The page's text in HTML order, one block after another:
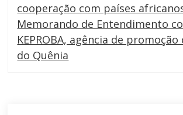
cooperação com países
Memorando de Entendimento
KEPROBA, agência de
do Quênia